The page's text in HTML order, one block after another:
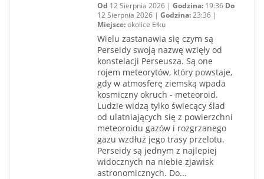
Od 12 Sierpnia 2026 | Godzina:19:36 Do
12 Sierpnia 2026 | Godzina:23:36 |
Miejsce:okolice Ełku
Wielu zastanawia się czym są
Perseidy swoją nazwę wzięły od
konstelacji Perseusza. Są one
rojem meteorytów, który powstaje,
gdy w atmosferę ziemską wpada
kosmiczny okruch - meteoroid.
Ludzie widzą tylko świecący ślad
od ulatniających się z powierzchni
meteoroidu gazów i rozgrzanego
gazu wzdłuż jego trasy przelotu.
Perseidy są jednym z najlepiej
widocznych na niebie zjawisk
astronomicznych. Do...